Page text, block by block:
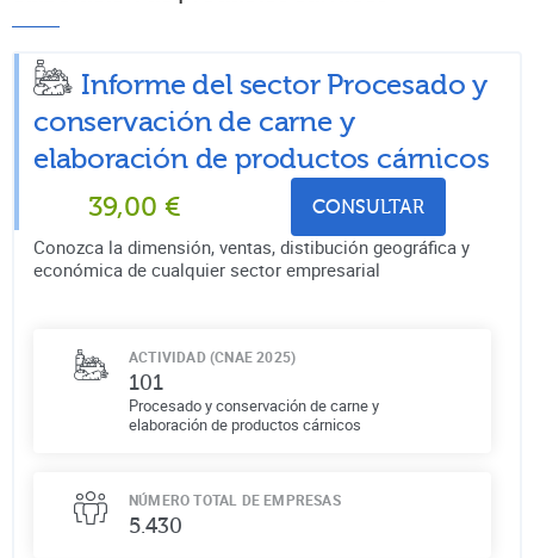
Informe del sector Procesado y
conservación de carne y
elaboración de productos cárnicos
39,00 € CONSULTAR
Conozca la dimensión, ventas, distibución geográfica y
económica de cualquier sector empresarial
ACTIVIDAD (CNAE 2025)
101
Procesado y conservación de carne y
elaboración de productos cárnicos
NÚMERO TOTAL DE EMPRESAS
5.430